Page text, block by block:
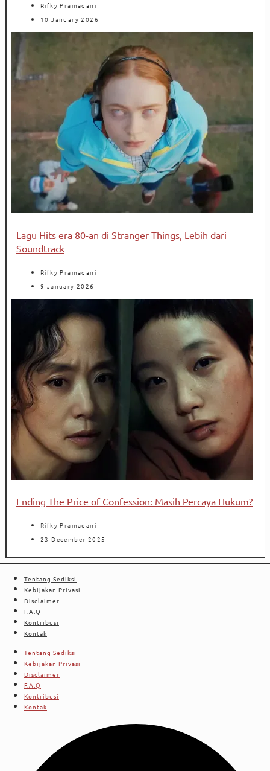
Rifky Pramadani
10 January 2026
Lagu Hits era 80-an di Stranger Things, Lebih dari
Soundtrack
Rifky Pramadani
9 January 2026
Ending The Price of Confession: Masih Percaya Hukum?
Rifky Pramadani
23 December 2025
Tentang Sediksi
Kebijakan Privasi
Disclaimer
F.A.Q
Kontribusi
Kontak
Tentang Sediksi
Kebijakan Privasi
Disclaimer
F.A.Q
Kontribusi
Kontak